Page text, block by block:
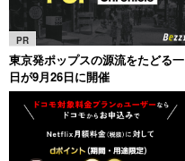
PR
東京発ポップスの源流をたどる一
日が9月26日に開催